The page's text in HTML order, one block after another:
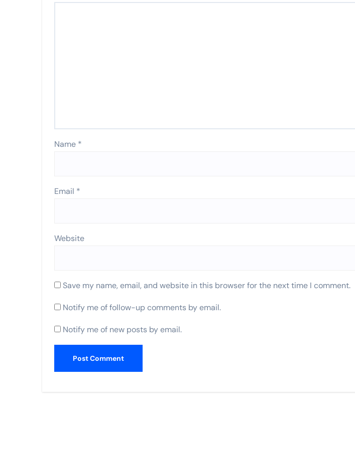
Name *
Email *
Website
Save my name, email, and website in this browser for the next time I comment.
Notify me of follow-up comments by email.
Notify me of new posts by email.